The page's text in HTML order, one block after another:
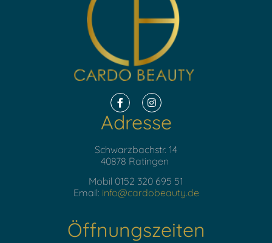
Adresse
Schwarzbachstr. 14
40878 Ratingen
Mobil 0152 320 695 51
Email: info@cardobeauty.de
Öffnungszeiten